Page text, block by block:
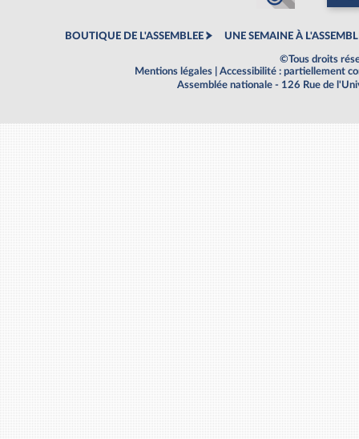
BOUTIQUE DE L'ASSEMBLEE UNE SEMAINE À
©Tous droits
Mentions légales
Accessibilité : partiellement
Assemblée nationale - 126 Rue de